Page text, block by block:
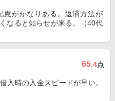
慮がかなりある。返済方法が
なると知らせが来る。（40代
65.4点
入時の入金スピードが早い。